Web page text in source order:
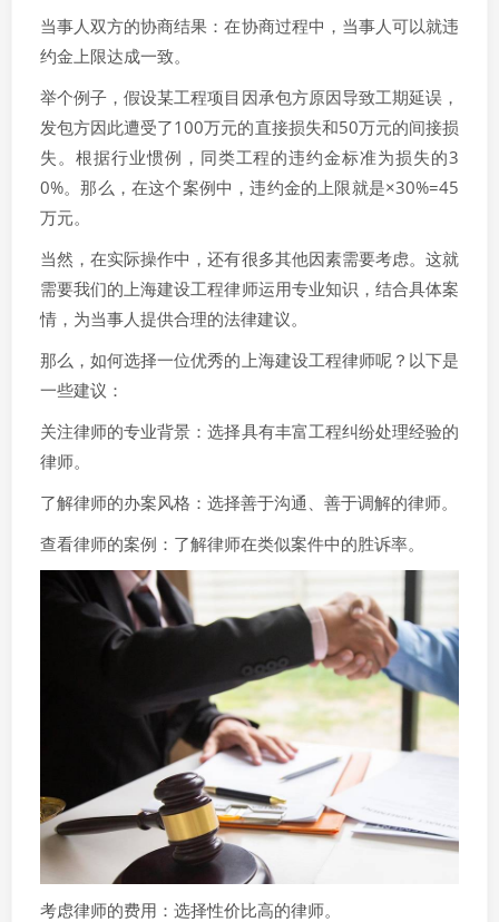
当事人双方的协商结果：在协商过程中，当事人可以就违
约金上限达成一致。
举个例子，假设某工程项目因承包方原因导致工期延误，
发包方因此遭受了100万元的直接损失和50万元的间接损
失。根据行业惯例，同类工程的违约金标准为损失的3
0%。那么，在这个案例中，违约金的上限就是×30%=45
万元。
当然，在实际操作中，还有很多其他因素需要考虑。这就
需要我们的上海建设工程律师运用专业知识，结合具体案
情，为当事人提供合理的法律建议。
那么，如何选择一位优秀的上海建设工程律师呢？以下是
一些建议：
关注律师的专业背景：选择具有丰富工程纠纷处理经验的
律师。
了解律师的办案风格：选择善于沟通、善于调解的律师。
查看律师的案例：了解律师在类似案件中的胜诉率。
考虑律师的费用：选择性价比高的律师。